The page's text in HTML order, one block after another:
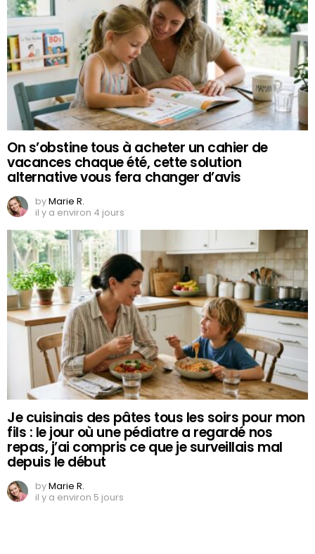
On s’obstine tous à acheter un cahier de
vacances chaque été, cette solution
alternative vous fera changer d’avis
byMarie R.
il y a environ 4 jours
Je cuisinais des pâtes tous les soirs pour mon
fils : le jour où une pédiatre a regardé nos
repas, j’ai compris ce que je surveillais mal
depuis le début
byMarie R.
il y a environ 5 jours